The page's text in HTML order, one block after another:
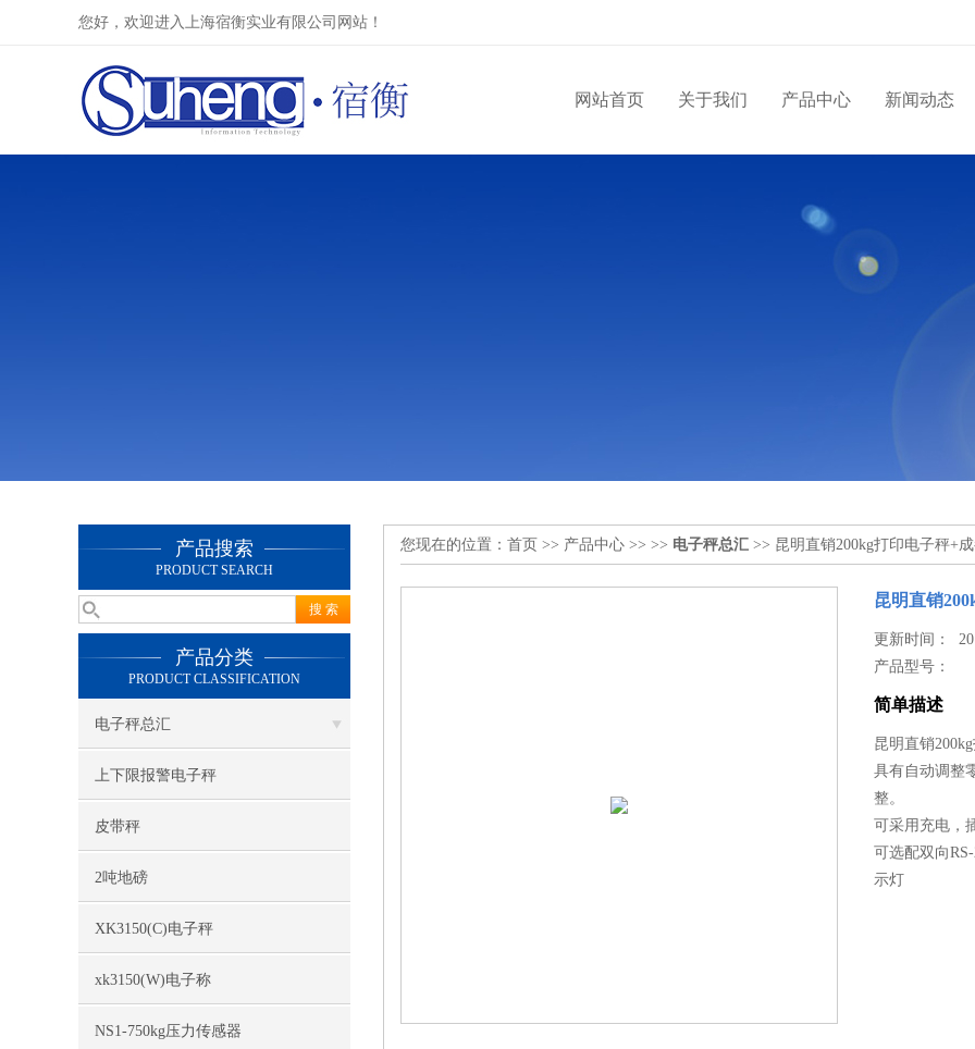
您好，欢迎进入上海宿衡实业有限公司网站！
网站首页 关于我们 产品中心 新闻动态
产品搜索
PRODUCT SEARCH
产品分类
PRODUCT CLASSIFICATION
电子秤总汇
上下限报警电子秤
皮带秤
2吨地磅
XK3150(C)电子秤
xk3150(W)电子称
NS1-750kg压力传感器
您现在的位置： 首页 >> 产品中心 >> >> 电子秤总汇 >> 昆明直销200kg打印电子秤+
昆明直销
更新时间：
产品型号：
简单描述
昆明直销
具有自动调整
整。
可采用充电，
可选配双向
示灯